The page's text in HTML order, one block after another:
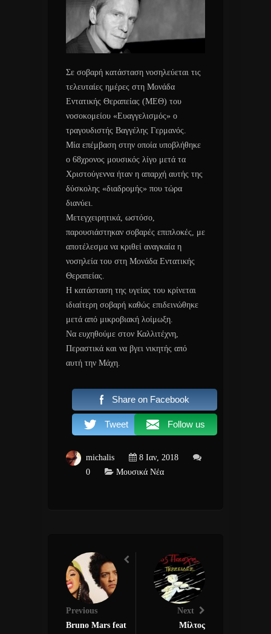
Σε σοβαρή κατάσταση νοσηλεύεται τις
τελευταίες ημέρες στη Μονάδα
Εντατικής Θεραπείας (ΜΕΘ) του
νοσοκομείου «Ευαγγελισμός» ο
τραγουδιστής Βαγγέλης Γερμανός.
Μία επέμβαση στην οποία υποβλήθηκε
ο 68χρονος μουσικός λίγο μετά τα
Χριστούγεννα ήταν η απαρχή αυτής της
δύσκολης «διαδρομής» που τώρα
διανύει.
Μετεγχειρητικά, ωστόσο,
παρουσιάστηκαν σοβαρές επιπλοκές, με
αποτέλεσμα να κριθεί αναγκαία η
νοσηλεία του στη Μονάδα Εντατικής
Θεραπείας.
Η κατάσταση της υγείας του κρίνεται
ιδιαίτερη σοβαρή καθώς επιδεινώθηκε
μετά από μικροβιακή λοίμωξη.
Να ευχηθούμε στον Καλλιτέχνη,
Περαστικά και να βγει νικητής από
αυτή την Μάχη.
Share on Facebook
Tweet Follow us
michalis
8 Ιαν, 2018
0
Μουσικά Νέα
Previous
Bruno Mars feat
Next
Μίλτος